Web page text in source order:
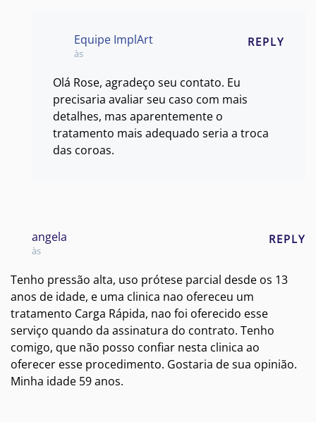
Equipe ImplArt
às
REPLY
Olá Rose, agradeço seu contato. Eu
precisaria avaliar seu caso com mais
detalhes, mas aparentemente o
tratamento mais adequado seria a troca
das coroas.
angela
às
REPLY
Tenho pressão alta, uso prótese parcial desde os 13
anos de idade, e uma clinica nao ofereceu um
tratamento Carga Rápida, nao foi oferecido esse
serviço quando da assinatura do contrato. Tenho
comigo, que não posso confiar nesta clinica ao
oferecer esse procedimento. Gostaria de sua opinião.
Minha idade 59 anos.